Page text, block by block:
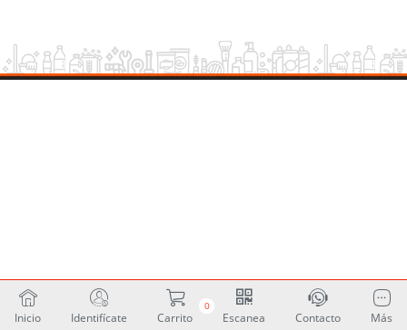
Inicio Identifícate
0
Carrito Escanea Contacto Más